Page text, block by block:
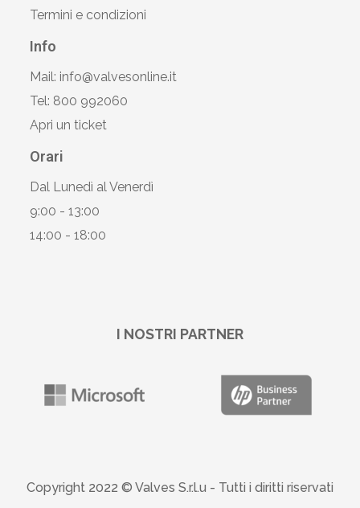
Termini e condizioni
Info
Mail: info@valvesonline.it
Tel: 800 992060
Apri un ticket
Orari
Dal Lunedì al Venerdì
9:00 - 13:00
14:00 - 18:00
I NOSTRI PARTNER
Copyright 2022 © Valves S.r.l.u - Tutti i diritti riservati